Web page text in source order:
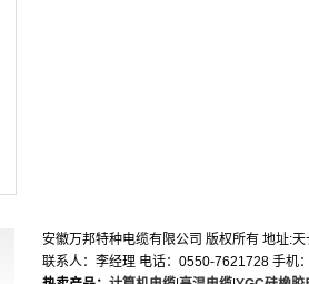
安徽万邦特种电缆有限公司 版权所有 地址:
联系人：李经理 电话：0550-7621728 手